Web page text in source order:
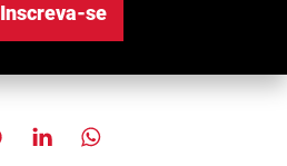
Inscreva-se